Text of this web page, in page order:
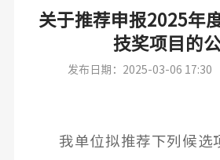
关于推荐申报2025年
技奖项目的
发布日期：2025-03-06 17:30
我单位拟推荐下列候选